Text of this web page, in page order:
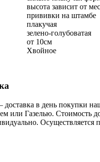
высота зависит от
прививки на штамбе
плакучая
зелено-голубоватая
от 10см
Хвойное
доставка в день покупки
или Газелью. Стоимость
Осуществляется